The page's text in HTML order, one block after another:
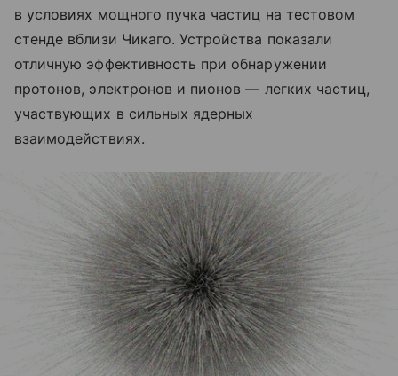
в условиях мощного пучка частиц на тестовом
стенде вблизи Чикаго. Устройства показали
отличную эффективность при обнаружении
протонов, электронов и пионов — легких частиц,
участвующих в сильных ядерных
взаимодействиях.